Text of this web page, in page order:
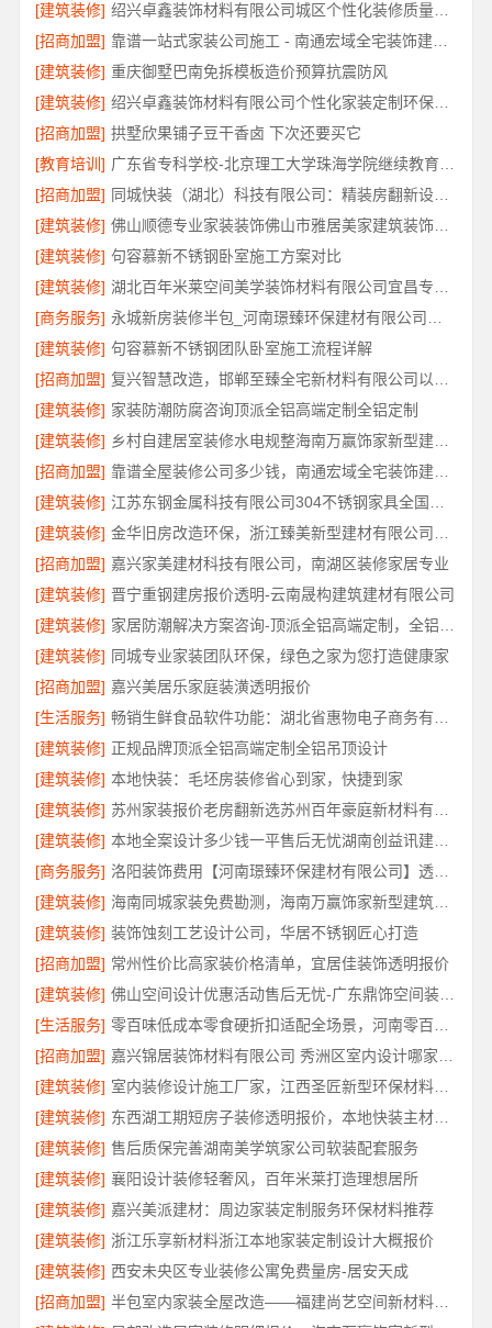
[建筑装修]
绍兴卓鑫装饰材料有限公司城区个性化装修质量有保障
[招商加盟]
靠谱一站式家装公司施工 - 南通宏域全宅装饰建材有限公司
[建筑装修] 重庆御墅巴南免拆模板造价预算抗震防风
[建筑装修]
绍兴卓鑫装饰材料有限公司个性化家装定制环保优质材料
[招商加盟] 拱墅欣果铺子豆干香卤 下次还要买它
[教育培训]
广东省专科学校-北京理工大学珠海学院继续教育学院
[招商加盟]
同城快装（湖北）科技有限公司：精装房翻新设计零增项
[建筑装修]
佛山顺德专业家装装饰佛山市雅居美家建筑装饰工程有限公司
[建筑装修] 句容慕新不锈钢卧室施工方案对比
[建筑装修]
[商务服务]
[建筑装修] 句容慕新不锈钢团队卧室施工流程详解
[招商加盟]
[建筑装修] 家装防潮防腐咨询顶派全铝高端定制全铝定制
[建筑装修]
乡村自建居室装修水电规整海南万赢饰家新型建筑材料有限公司
[招商加盟]
靠谱全屋装修公司多少钱，南通宏域全宅装饰建材有限公司免费报价
[建筑装修]
[建筑装修]
[招商加盟] 嘉兴家美建材科技有限公司，南湖区装修家居专业
[建筑装修] 晋宁重钢建房报价透明-云南晟构建筑建材有限公司
[建筑装修]
[建筑装修] 同城专业家装团队环保，绿色之家为您打造健康家
[招商加盟] 嘉兴美居乐家庭装潢透明报价
[生活服务]
[建筑装修] 正规品牌顶派全铝高端定制全铝吊顶设计
[建筑装修] 本地快装：毛坯房装修省心到家，快捷到家
[建筑装修]
[建筑装修]
本地全案设计多少钱一平售后无忧湖南创益讯建筑有限公司省心装修
[商务服务]
洛阳装饰费用【河南璟臻环保建材有限公司】透明报价省心装修
[建筑装修]
海南同城家装免费勘测，海南万赢饰家新型建筑材料有限公司
[建筑装修] 装饰蚀刻工艺设计公司，华居不锈钢匠心打造
[招商加盟] 常州性价比高家装价格清单，宜居佳装饰透明报价
[建筑装修]
佛山空间设计优惠活动售后无忧-广东鼎饰空间装饰工程有限公司
[生活服务]
[招商加盟]
[建筑装修]
室内装修设计施工厂家，江西圣匠新型环保材料有限公司专业高效
[建筑装修]
东西湖工期短房子装修透明报价，本地快装主材源头直供
[建筑装修] 售后质保完善湖南美学筑家公司软装配套服务
[建筑装修] 襄阳设计装修轻奢风，百年米莱打造理想居所
[建筑装修] 嘉兴美派建材：周边家装定制服务环保材料推荐
[建筑装修] 浙江乐享新材料浙江本地家装定制设计大概报价
[建筑装修] 西安未央区专业装修公寓免费量房-居安天成
[招商加盟]
半包室内家装全屋改造——福建尚艺空间新材料科技有限公司